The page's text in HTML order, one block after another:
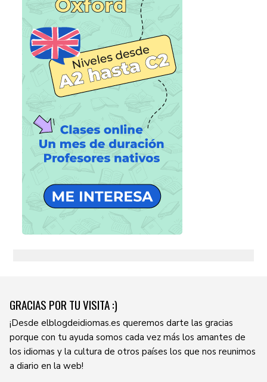
GRACIAS POR TU VISITA :)
¡Desde elblogdeidiomas.es queremos darte las gracias
porque con tu ayuda somos cada vez más los amantes de
los idiomas y la cultura de otros países los que nos reunimos
a diario en la web!